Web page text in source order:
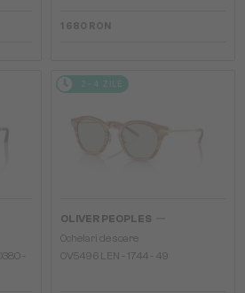
1 680 RON
-
2-4 ZILE
OLIVER PEOPLES
Ochelari de soare
OV5496 LEN - 1744 - 49